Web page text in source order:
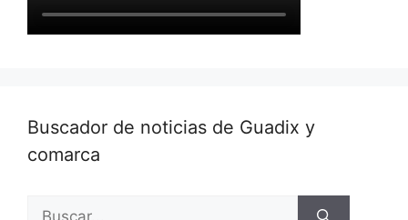
Buscador de noticias de Guadix y
comarca